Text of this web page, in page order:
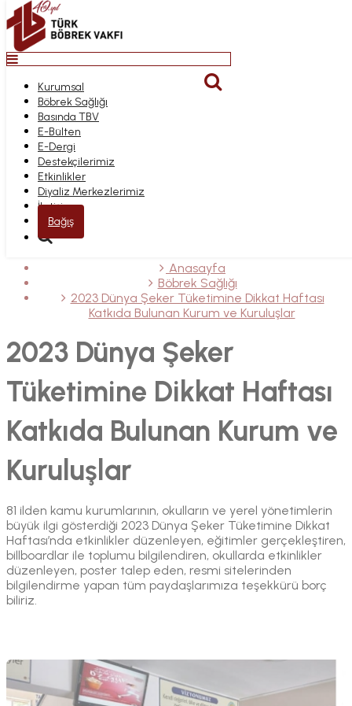
Top
Anasayfa
Kurumsal
Bağış
Böbrek Sağlığı
Basında TBV
E-Bülten
E-Dergi
Destekçilerimiz
Etkinlikler
Diyaliz Merkezlerimiz
İletişim
Kurumsal
Böbrek Sağlığı
Basında TBV
E-Bülten
E-Dergi
Destekçilerimiz
Etkinlikler
Diyaliz Merkezlerimiz
İletişim
Bağış
2023 DÜNYA ŞEKER
TÜKETIMINE DIKKAT
HAFTASI KATKIDA
BULUNAN KURUM VE
KURULUŞLAR
Anasayfa
Böbrek Sağlığı
2023 Dünya Şeker Tüketimine Dikkat Haftası
Katkıda Bulunan Kurum ve Kuruluşlar
2023 Dünya Şeker
Tüketimine Dikkat Haftası
Katkıda Bulunan Kurum ve
Kuruluşlar
81 ilden kamu kurumlarının, okulların ve yerel yönetimlerin
büyük ilgi gösterdiği 2023 Dünya Şeker Tüketimine Dikkat
Haftası’nda etkinlikler düzenleyen, eğitimler gerçekleştiren,
billboardlar ile toplumu bilgilendiren, okullarda etkinlikler
düzenleyen, poster talep eden, resmi sitelerinden
bilgilendirme yapan tüm paydaşlarımıza teşekkürü borç
biliriz.